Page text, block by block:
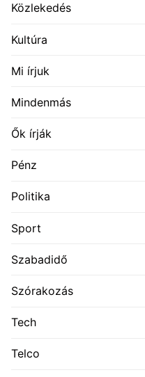
Közlekedés
Kultúra
Mi írjuk
Mindenmás
Ők írják
Pénz
Politika
Sport
Szabadidő
Szórakozás
Tech
Telco